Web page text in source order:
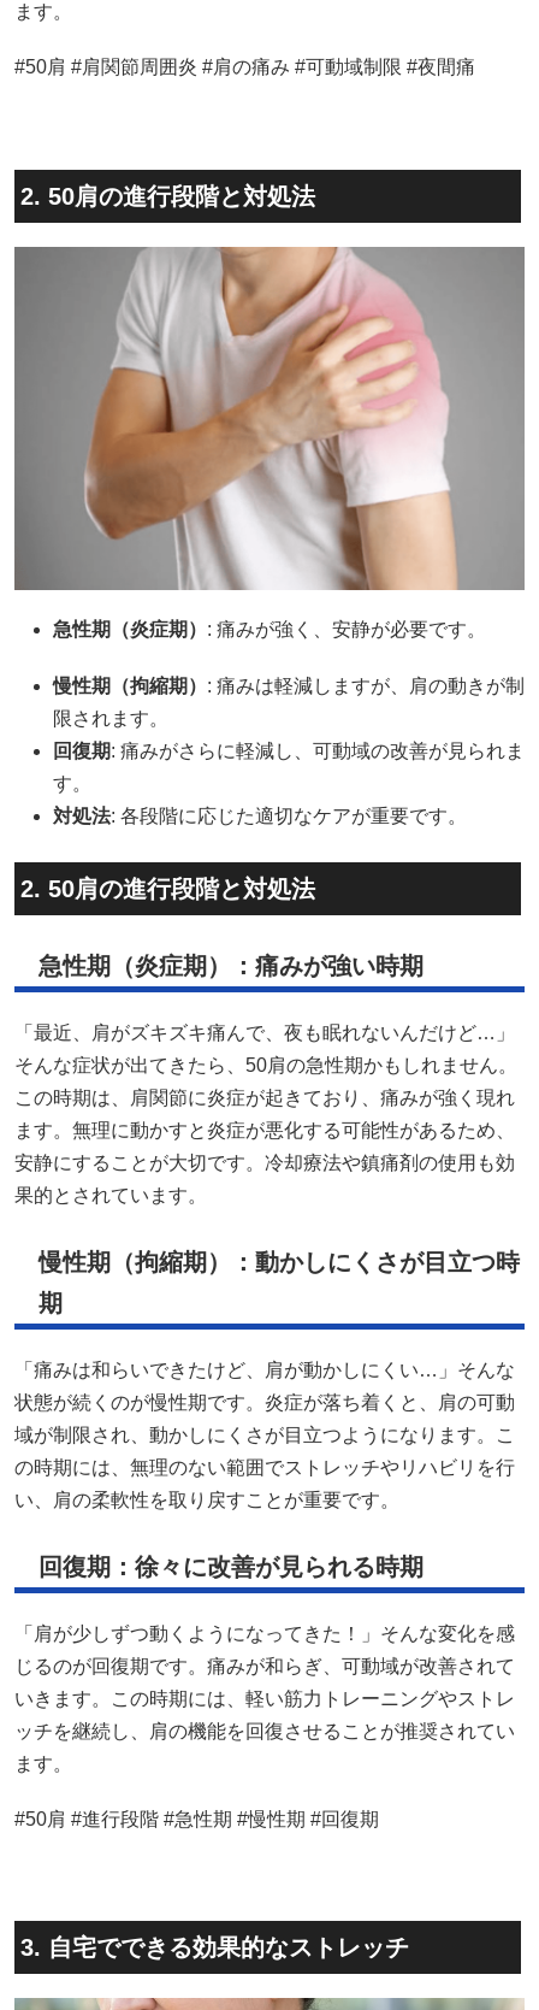
ます。
#50肩 #肩関節周囲炎 #肩の痛み #可動域制限 #夜間痛
2. 50肩の進行段階と対処法
急性期（炎症期） : 痛みが強く、安静が必要です。
慢性期（拘縮期） : 痛みは軽減しますが、肩の動きが制
限されます。
回復期: 痛みがさらに軽減し、可動域の改善が見られま
す。
対処法: 各段階に応じた適切なケアが重要です。
2. 50肩の進行段階と対処法
急性期（炎症期）：痛みが強い時期
「最近、肩がズキズキ痛んで、夜も眠れないんだけど…」
そんな症状が出てきたら、50肩の急性期かもしれません。
この時期は、肩関節に炎症が起きており、痛みが強く現れ
ます。無理に動かすと炎症が悪化する可能性があるため、
安静にすることが大切です。冷却療法や鎮痛剤の使用も効
果的とされています。
慢性期（拘縮期）：動かしにくさが目立つ時
期
「痛みは和らいできたけど、肩が動かしにくい…」そんな
状態が続くのが慢性期です。炎症が落ち着くと、肩の可動
域が制限され、動かしにくさが目立つようになります。こ
の時期には、無理のない範囲でストレッチやリハビリを行
い、肩の柔軟性を取り戻すことが重要です。
回復期：徐々に改善が見られる時期
「肩が少しずつ動くようになってきた！」そんな変化を感
じるのが回復期です。痛みが和らぎ、可動域が改善されて
いきます。この時期には、軽い筋力トレーニングやストレ
ッチを継続し、肩の機能を回復させることが推奨されてい
ます。
#50肩 #進行段階 #急性期 #慢性期 #回復期
3. 自宅でできる効果的なストレッチ